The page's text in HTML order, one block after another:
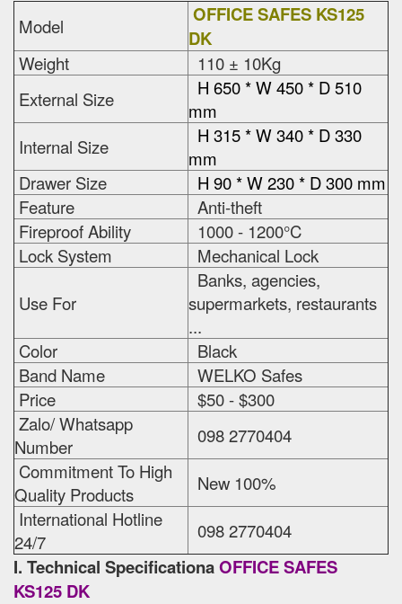
Model
OFFICE SAFES KS125
DK
Weight
110 ± 10Kg
External Size
H 650 * W 450 * D 510
mm
Internal Size
H 315 * W 340 * D 330
mm
Drawer Size
H 90 * W 230 * D 300 mm
Feature
Anti-theft
Fireproof Ability
1000 - 1200°C
Lock System
Mechanical Lock
Use For
Banks, agencies,
supermarkets, restaurants
...
Color
Black
Band Name
WELKO Safes
Price
$50 - $300
Zalo/ Whatsapp
Number
098 2770404
Commitment To High
Quality Products
New 100%
International Hotline
24/7
098 2770404
I. Technical SpecificationaOFFICE SAFES
KS125 DK